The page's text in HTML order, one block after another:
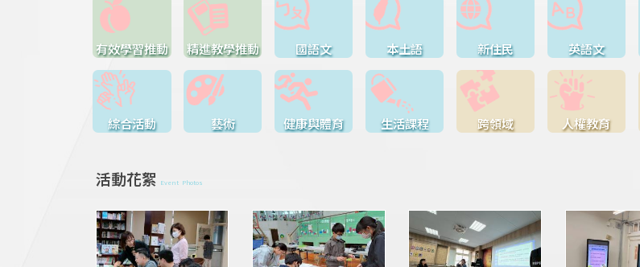
有效學習推動 精進教學推動 國語文 本土語 新住民 英語文
綜合活動 藝術 健康與體育 生活課程 跨領域 人權教育
活動花絮 Event Photos